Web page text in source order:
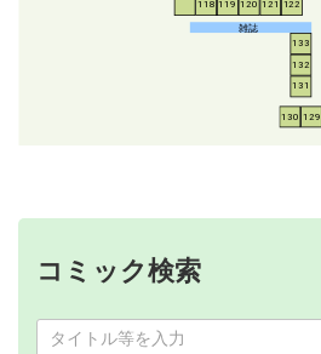
雑誌
118 119 120 121 122
129
130
131
132
133
コミック検索